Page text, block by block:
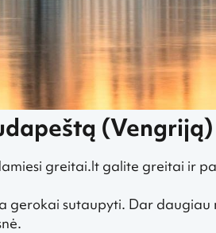
(Vengriją)
greitai.lt galite greitai ir
sutaupyti. Dar